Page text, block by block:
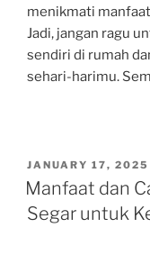
menikmati
Jadi, jangan ragu
sendiri di rumah
sehari-harimu.
POSTED
ON
JANUARY 17, 2025
Manfaat dan
Segar untuk